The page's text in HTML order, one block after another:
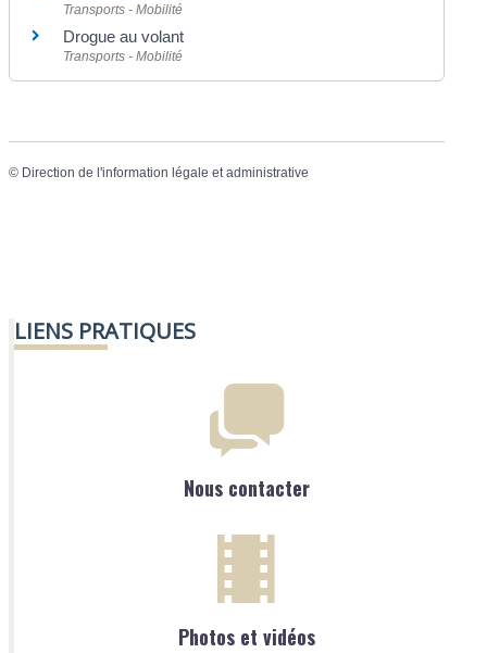
Transports - Mobilité
Drogue au volant
Transports - Mobilité
© Direction de l'information légale et administrative
LIENS PRATIQUES
Nous contacter
Photos et vidéos